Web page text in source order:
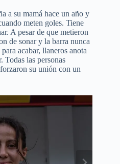
a su mamá hace un año y
meten goles. Tiene
A pesar de que metieron
de sonar y la barra nunca
acabar, llaneros anota
Todas las personas
su unión con un